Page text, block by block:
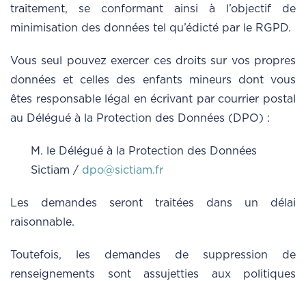
traitement, se conformant ainsi à l’objectif de
minimisation des données tel qu’édicté par le RGPD.
Vous seul pouvez exercer ces droits sur vos propres
données et celles des enfants mineurs dont vous
êtes responsable légal en écrivant par courrier postal
au Délégué à la Protection des Données (DPO) :
M. le Délégué à la Protection des Données
Sictiam / dpo@sictiam.fr
Les demandes seront traitées dans un délai
raisonnable.
Toutefois, les demandes de suppression de
renseignements sont assujetties aux politiques